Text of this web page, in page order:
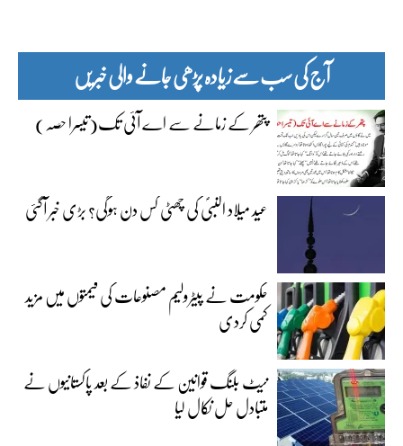
آج کی سب سے زیادہ پڑھی جانے والی خبریں
پتھر کے زمانے سے اے آئی تک(تیسرا حصہ)
عید میلاد النبیؐ کی چھٹی کس دن ہوگی؟ بڑی خبر آگئی
حکومت نے پیٹرولیم مصنوعات کی قیمتوں میں مزید
کمی کردی
نیٹ بلنگ قوانین کے نفاذ کے بعد پاکستانیوں نے
متبادل حل نکال لیا